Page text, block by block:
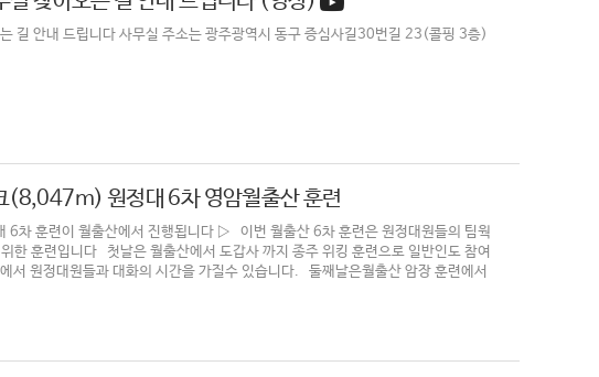
길 안내 드립니다 사무실 주소는 광주광역시 동구 증심사길30번길 23(콜핑 3층)
(8,047m) 원정대 6차 영암월출산 훈련
6차 훈련이 월출산에서 진행됩니다 ▷ 이번 월출산 6차 훈련은 원정대원들의 팀웍
한 훈련입니다 첫날은 월출산에서 도갑사 까지 종주 위킹 훈련으로 일반인도 참여
서 원정대원들과 대화의 시간을 가질수 있습니다. 둘째날은월출산 암장 훈련에서